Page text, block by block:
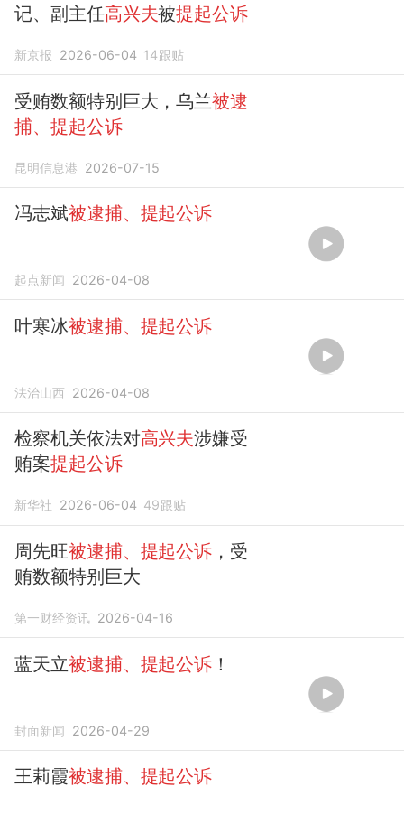
记、副主任高兴夫被提起公诉
新京报 2026-06-04 14跟贴
受贿数额特别巨大，乌兰被逮
捕、提起公诉
昆明信息港 2026-07-15
冯志斌被逮捕、提起公诉
起点新闻 2026-04-08
叶寒冰被逮捕、提起公诉
法治山西 2026-04-08
检察机关依法对高兴夫涉嫌受
贿案提起公诉
新华社 2026-06-04 49跟贴
周先旺被逮捕、提起公诉 ，受
贿数额特别巨大
第一财经资讯 2026-04-16
蓝天立被逮捕、提起公诉 ！
封面新闻 2026-04-29
王莉霞被逮捕、提起公诉